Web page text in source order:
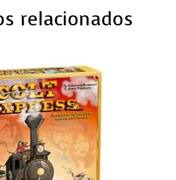
relacionados